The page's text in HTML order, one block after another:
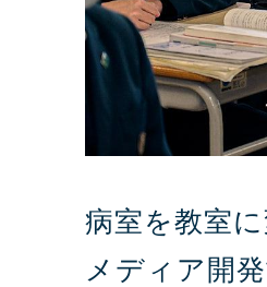
病室を教室
メディア開